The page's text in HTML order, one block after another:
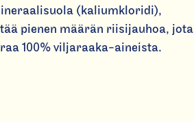
(kaliumkloridi),
pienen määrän riisijauhoa, jota
100% viljaraaka-aineista.